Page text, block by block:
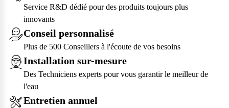
Service R&D dédié pour des produits toujours plus
innovants
Conseil personnalisé
Plus de 500 Conseillers à l'écoute de vos besoins
Installation sur-mesure
Des Techniciens experts pour vous garantir le meilleur de
l'eau
Entretien annuel